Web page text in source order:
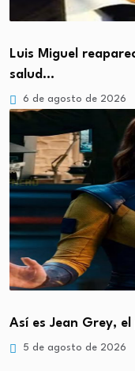
Luis Miguel
salud…
6 de agosto de 2026
Así es Jean Grey,
5 de agosto de 2026